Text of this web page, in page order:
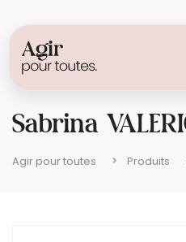
Sabrina
Agir pour toutes Produits